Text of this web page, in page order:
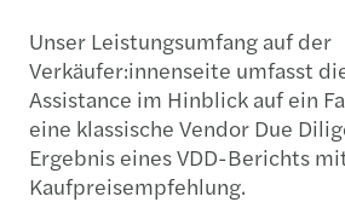
Unser Leistungsumfang auf der
Verkäufer:innenseite umfasst
Assistance im Hinblick auf ein
eine klassische Vendor Due
Ergebnis eines VDD-Berichts
Kaufpreisempfehlung.